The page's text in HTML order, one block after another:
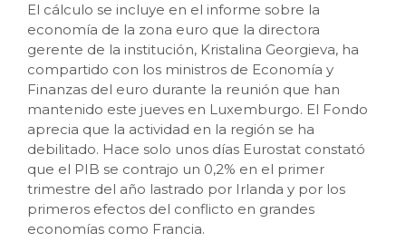
El cálculo se incluye en el informe sobre la
economía de la zona euro que la directora
gerente de la institución, Kristalina Georgieva, ha
compartido con los ministros de Economía y
Finanzas del euro durante la reunión que han
mantenido este jueves en Luxemburgo. El Fondo
aprecia que la actividad en la región se ha
debilitado. Hace solo unos días Eurostat constató
que el PIB se contrajo un 0,2% en el primer
trimestre del año lastrado por Irlanda y por los
primeros efectos del conflicto en grandes
economías como Francia.